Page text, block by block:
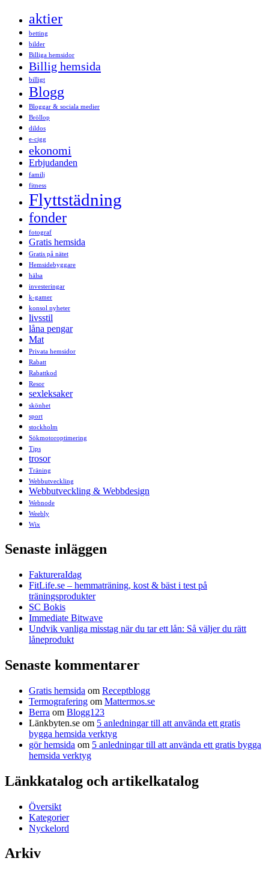
aktier
betting
bilder
Billiga hemsidor
Billig hemsida
billigt
Blogg
Bloggar & sociala medier
Bröllop
dildos
e-cigg
ekonomi
Erbjudanden
familj
fitness
Flyttstädning
fonder
fotograf
Gratis hemsida
Gratis på nätet
Hemsidebyggare
hälsa
investeringar
k-gamer
konsol nyheter
livsstil
låna pengar
Mat
Privata hemsidor
Rabatt
Rabattkod
Resor
sexleksaker
skönhet
sport
stockholm
Sökmotoroptimering
Tips
trosor
Träning
Webbutveckling
Webbutveckling & Webbdesign
Webnode
Weebly
Wix
Senaste inläggen
FaktureraIdag
FitLife.se – hemmaträning, kost & bäst i test på
träningsprodukter
SC Bokis
Immediate Bitwave
Undvik vanliga misstag när du tar ett lån: Så väljer du rätt
låneprodukt
Senaste kommentarer
Gratis hemsida om Receptblogg
Termografering om Mattermos.se
Berra om Blogg123
Länkbyten.se om 5 anledningar till att använda ett gratis
bygga hemsida verktyg
gör hemsida om 5 anledningar till att använda ett gratis bygga
hemsida verktyg
Länkkatalog och artikelkatalog
Översikt
Kategorier
Nyckelord
Arkiv